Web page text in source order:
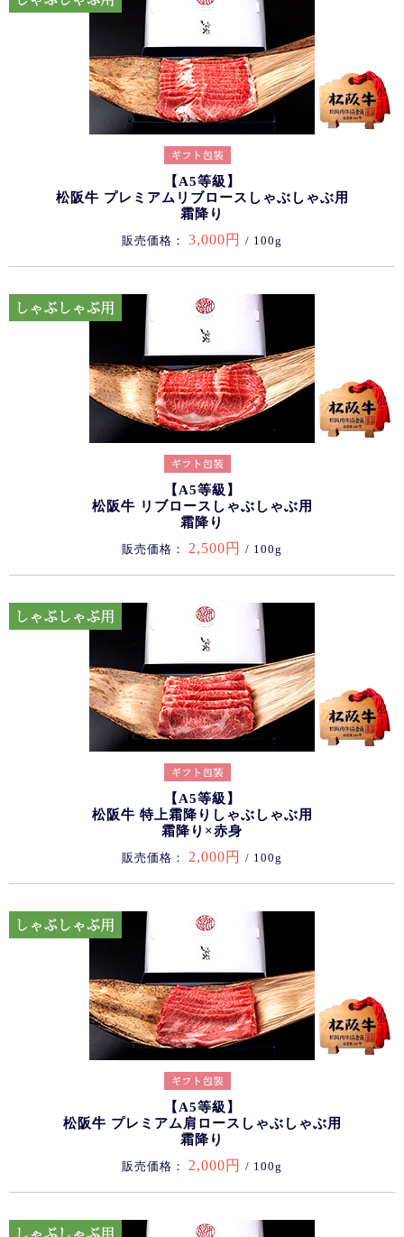
【A5等級】
松阪牛 プレミアムリブロースしゃぶしゃぶ用
霜降り
販売価格： 3,000円 / 100g
【A5等級】
松阪牛 リブロースしゃぶしゃぶ用
霜降り
販売価格： 2,500円 / 100g
【A5等級】
松阪牛 特上霜降りしゃぶしゃぶ用
霜降り×赤身
販売価格： 2,000円 / 100g
【A5等級】
松阪牛 プレミアム肩ロースしゃぶしゃぶ用
霜降り
販売価格： 2,000円 / 100g